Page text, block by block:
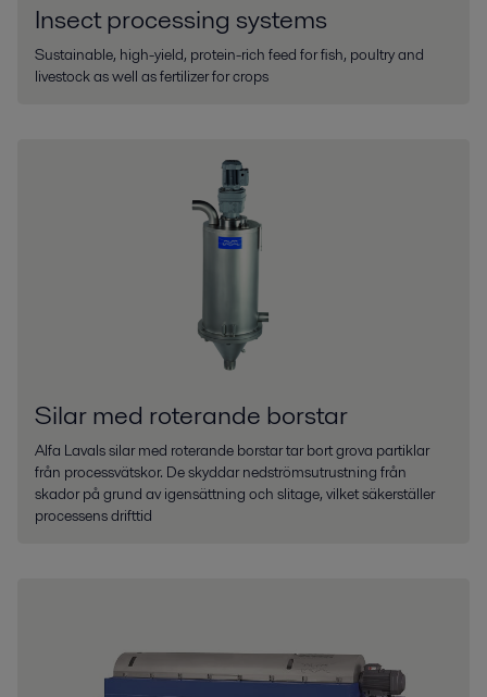
Insect processing systems
Sustainable, high-yield, protein-rich feed for fish, poultry and
livestock as well as fertilizer for crops
Silar med roterande borstar
Alfa Lavals silar med roterande borstar tar bort grova partiklar
från processvätskor. De skyddar nedströmsutrustning från
skador på grund av igensättning och slitage, vilket säkerställer
processens drifttid